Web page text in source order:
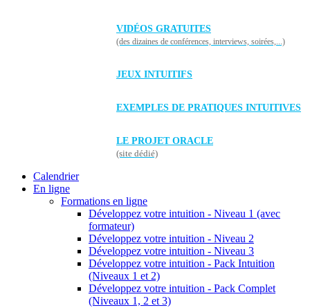
VIDÉOS GRATUITES
(des dizaines de conférences, interviews, soirées,...)
JEUX INTUITIFS
EXEMPLES DE PRATIQUES INTUITIVES
LE PROJET ORACLE
(site dédié)
Calendrier
En ligne
Formations en ligne
Développez votre intuition - Niveau 1 (avec
formateur)
Développez votre intuition - Niveau 2
Développez votre intuition - Niveau 3
Développez votre intuition - Pack Intuition
(Niveaux 1 et 2)
Développez votre intuition - Pack Complet
(Niveaux 1, 2 et 3)